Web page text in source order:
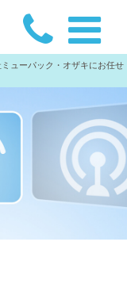
ューパック・オザキにお任せ